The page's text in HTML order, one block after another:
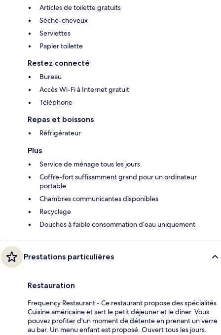
Articles de toilette gratuits
Sèche-cheveux
Serviettes
Papier toilette
Restez connecté
Bureau
Accès Wi-Fi à Internet gratuit
Téléphone
Repas et boissons
Réfrigérateur
Plus
Service de ménage tous les jours
Coffre-fort suffisamment grand pour un ordinateur
portable
Chambres communicantes disponibles
Recyclage
Douches à faible consommation d’eau uniquement
Prestations particulières
Restauration
Frequency Restaurant - Ce restaurant propose des spécialités
Cuisine américaine et sert le petit déjeuner et le dîner. Vous
pouvez profiter d'un moment de détente en prenant un verre
au bar. Un menu enfant est proposé. Ouvert tous les jours.